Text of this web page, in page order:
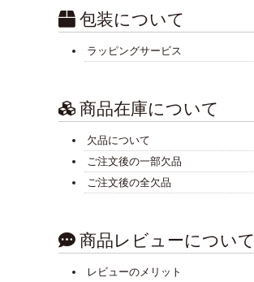
包装について
ラッピングサービス
商品在庫について
欠品について
ご注文後の一部欠品
ご注文後の全欠品
商品レビューについて
レビューのメリット